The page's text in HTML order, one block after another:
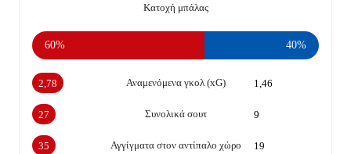
Κατοχή μπάλας
60% 40%
Αναμενόμενα γκολ (xG)
2,78 1,46
Συνολικά σουτ
27 9
Αγγίγματα στον αντίπαλο χώρο
35 19